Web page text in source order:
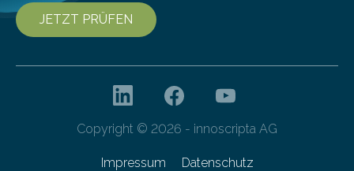
JETZT PRÜFEN
Copyright © 2026 - innoscripta AG
Impressum Datenschutz